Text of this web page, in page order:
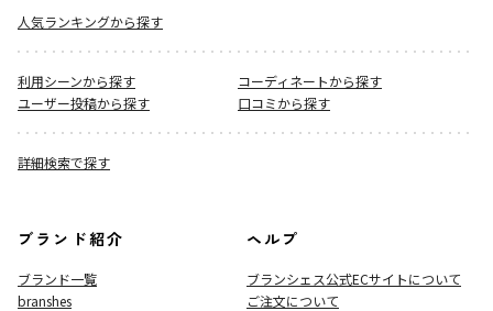
人気ランキングから探す
利用シーンから探す
コーディネートから探す
ユーザー投稿から探す
口コミから探す
詳細検索で探す
ブランド紹介
ブランド一覧
branshes
ヘルプ
ブランシェス公式ECサイトについて
ご注文について